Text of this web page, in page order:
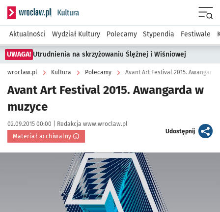
Serwis informacyjny wroclaw.pl podserwis: Kultura
Aktualności Wydział Kultury Polecamy Stypendia Festiwale
UWAGA! Utrudnienia na skrzyżowaniu Ślężnej i Wiśniowej
wroclaw.pl Kultura Polecamy Avant Art Festival 2015.
Avant Art Festival 2015. Awangarda w
muzyce
Data publikacji:
02.09.2015 00:00 | Autor:
Redakcja www.wroclaw.pl
Materiał archiwalny
Udostępnijartykuł
Kliknij, aby powiększyć